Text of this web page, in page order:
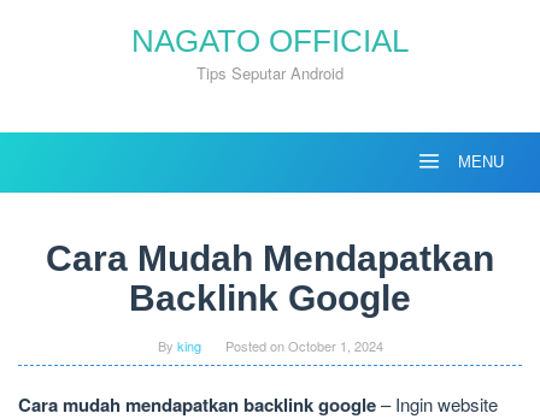
NAGATO OFFICIAL
Tips Seputar Android
MENU
Cara Mudah Mendapatkan
Backlink Google
By king Posted onOctober 1, 2024
Cara mudah mendapatkan backlink google– Ingin website